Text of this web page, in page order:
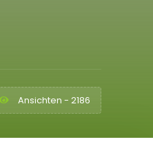
Ansichten - 2186